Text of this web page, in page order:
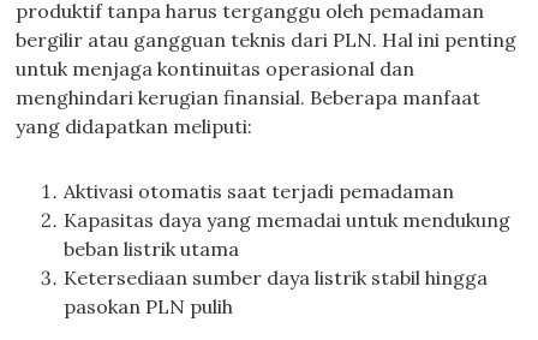
produktif tanpa harus terganggu oleh pemadaman
bergilir atau gangguan teknis dari PLN. Hal ini penting
untuk menjaga kontinuitas operasional dan
menghindari kerugian finansial. Beberapa manfaat
yang didapatkan meliputi:
Aktivasi otomatis saat terjadi pemadaman
Kapasitas daya yang memadai untuk mendukung
beban listrik utama
Ketersediaan sumber daya listrik stabil hingga
pasokan PLN pulih